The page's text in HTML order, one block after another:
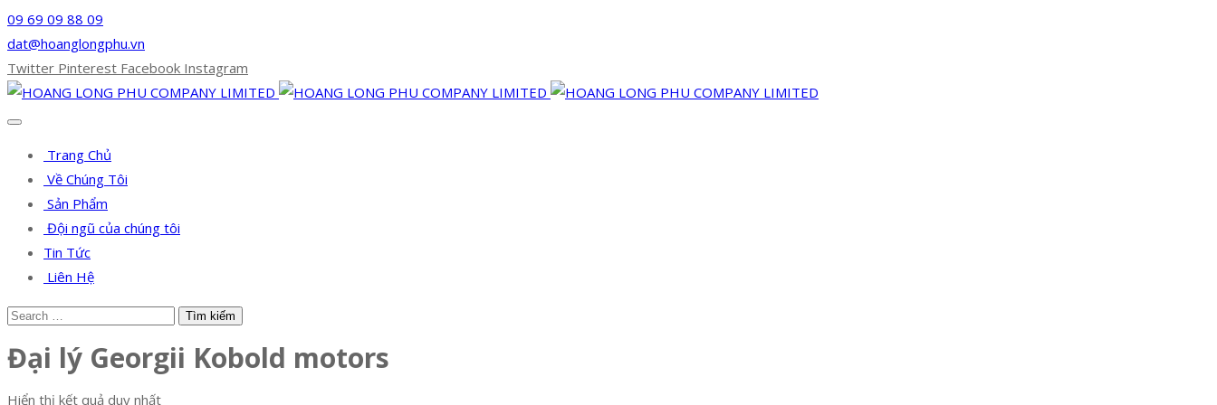
09 69 09 88 09
dat@hoanglongphu.vn
Twitter Pinterest Facebook Instagram
Trang Chủ
Về Chúng Tôi
Sản Phẩm
Đội ngũ của chúng tôi
Tin Tức
Liên Hệ
Đại lý Georgii Kobold motors
Hiển thị kết quả duy nhất